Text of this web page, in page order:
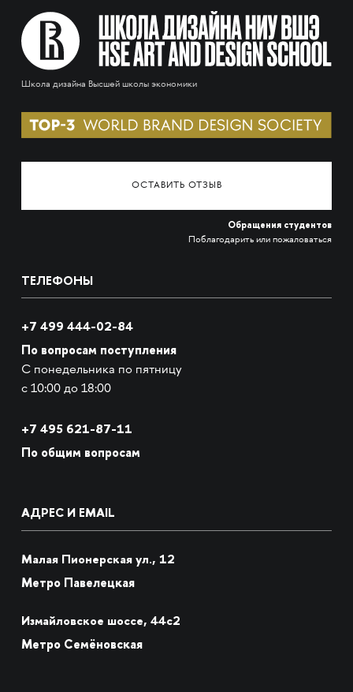
Школа дизайна Высшей школы экономики
ОСТАВИТЬ ОТЗЫВ
Обращения студентов
Поблагодарить или пожаловаться
ТЕЛЕФОНЫ
+7 499 444-02-84
По вопросам поступления
С понедельника по пятницу
с 10:00 до 18:00
+7 495 621-87-11
По общим вопросам
АДРЕС И EMAIL
Малая Пионерская ул., 12
Метро Павелецкая
Измайловское шоссе, 44с2
Метро Семёновская